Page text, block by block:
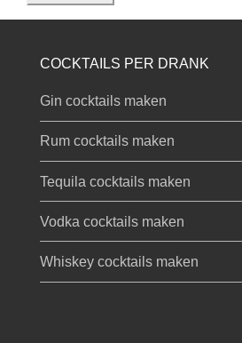
COCKTAILS PER DRANK
Gin cocktails maken
Rum cocktails maken
Tequila cocktails maken
Vodka cocktails maken
Whiskey cocktails maken